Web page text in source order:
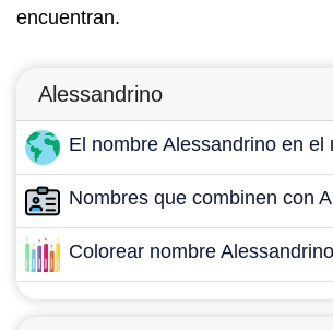
encuentran.
Alessandrino
El nombre Alessandrino en el
Nombres que combinen con
Colorear nombre Alessandrino